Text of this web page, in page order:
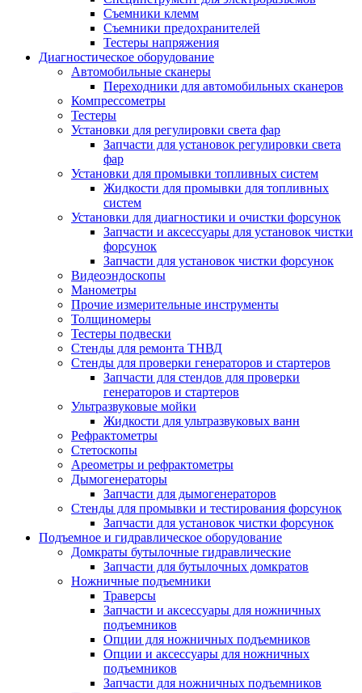
Съемники клемм
Съемники предохранителей
Тестеры напряжения
Диагностическое оборудование
Автомобильные сканеры
Переходники для автомобильных сканеров
Компрессометры
Тестеры
Установки для регулировки света фар
Запчасти для установок регулировки света
фар
Установки для промывки топливных систем
Жидкости для промывки для топливных
систем
Установки для диагностики и очистки форсунок
Запчасти и аксессуары для установок чистки
форсунок
Запчасти для установок чистки форсунок
Видеоэндоскопы
Манометры
Прочие измерительные инструменты
Толщиномеры
Тестеры подвески
Стенды для ремонта ТНВД
Стенды для проверки генераторов и стартеров
Запчасти для стендов для проверки
генераторов и стартеров
Ультразвуковые мойки
Жидкости для ультразвуковых ванн
Рефрактометры
Стетоскопы
Ареометры и рефрактометры
Дымогенераторы
Запчасти для дымогенераторов
Стенды для промывки и тестирования форсунок
Запчасти для установок чистки форсунок
Подъемное и гидравлическое оборудование
Домкраты бутылочные гидравлические
Запчасти для бутылочных домкратов
Ножничные подъемники
Траверсы
Запчасти и аксессуары для ножничных
подъемников
Опции для ножничных подъемников
Опции и аксессуары для ножничных
подъемников
Запчасти для ножничных подъемников